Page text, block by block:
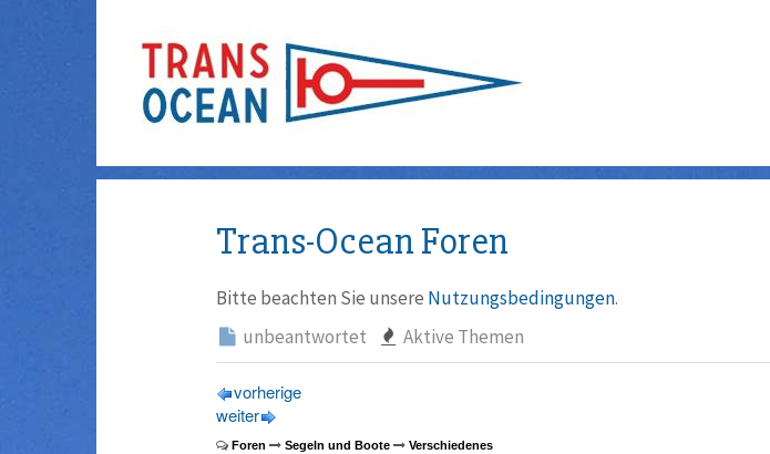
Trans-Ocean Foren
Bitte beachten Sie unsere Nutzungsbedingungen.
unbeantwortet
Aktive Themen
vorherige
weiter
Foren Segeln und Boote Verschiedenes